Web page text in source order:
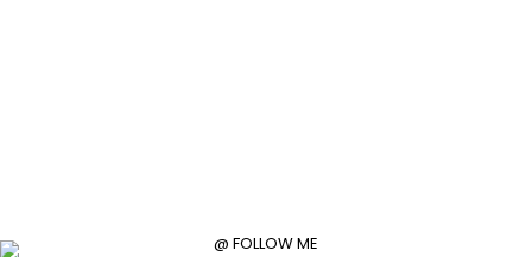
@ FOLLOW ME